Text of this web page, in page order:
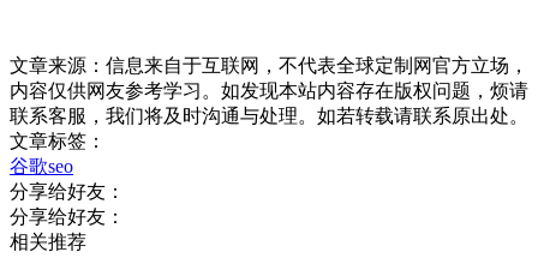
文章来源：信息来自于互联网，不代表全球定制网官方立场，
内容仅供网友参考学习。如发现本站内容存在版权问题，烦请
联系客服，我们将及时沟通与处理。如若转载请联系原出处。
文章标签：
谷歌seo
分享给好友：
分享给好友：
相关推荐